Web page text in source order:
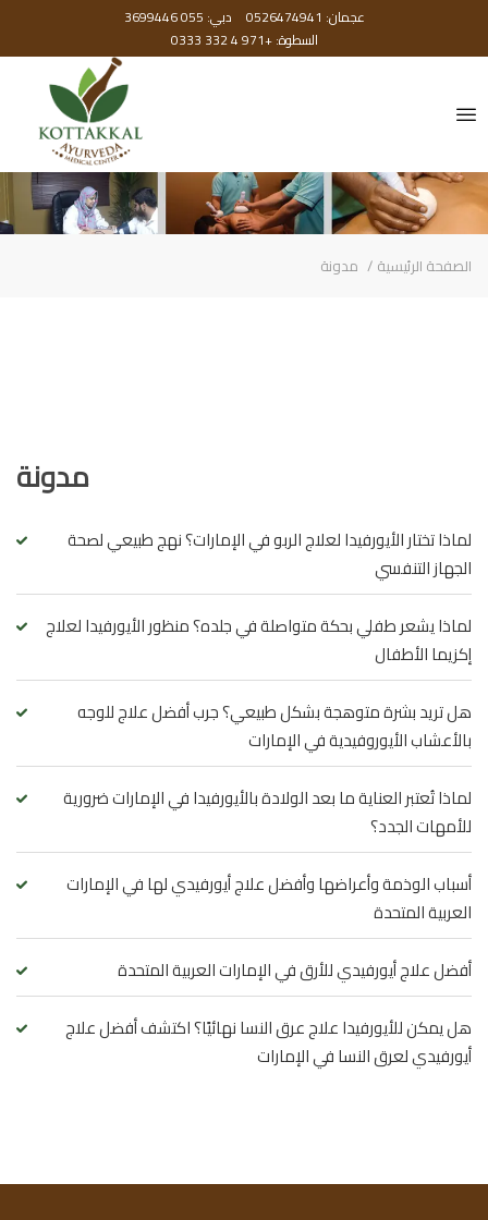
عجمان: 0526474941
دبي: 055 3699446
السطوة: +971 4 332 0333
الصفحة الرئيسية مدونة
مدونة
لماذا تختار الأيورفيدا لعلاج الربو في الإمارات؟ نهج طبيعي لصحة
الجهاز التنفسي
لماذا يشعر طفلي بحكة متواصلة في جلده؟ منظور الأيورفيدا لعلاج
إكزيما الأطفال
هل تريد بشرة متوهجة بشكل طبيعي؟ جرب أفضل علاج للوجه
بالأعشاب الأيوروفيدية في الإمارات
لماذا تُعتبر العناية ما بعد الولادة بالأيورفيدا في الإمارات ضرورية
للأمهات الجدد؟
أسباب الوذمة وأعراضها وأفضل علاج أيورفيدي لها في الإمارات
العربية المتحدة
أفضل علاج أيورفيدي للأرق في الإمارات العربية المتحدة
هل يمكن للأيورفيدا علاج عرق النسا نهائيًا؟ اكتشف أفضل علاج
أيورفيدي لعرق النسا في الإمارات